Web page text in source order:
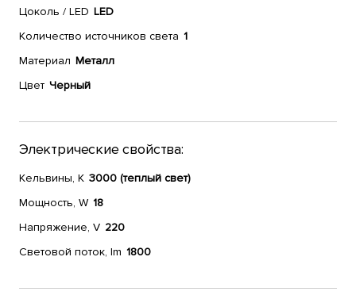
Цоколь / LED LED
Количество источников света 1
Материал Металл
Цвет Черный
Электрические свойства:
Кельвины, К 3000 (теплый свет)
Мощность, W 18
Напряжение, V 220
Световой поток, lm 1800